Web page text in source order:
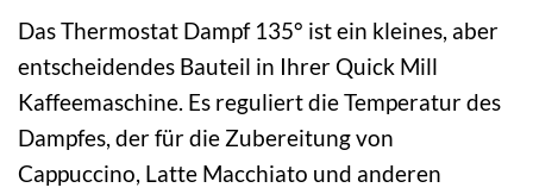
Das Thermostat Dampf 135° ist ein kleines, aber
entscheidendes Bauteil in Ihrer Quick Mill
Kaffeemaschine. Es reguliert die Temperatur des
Dampfes, der für die Zubereitung von
Cappuccino, Latte Macchiato und anderen